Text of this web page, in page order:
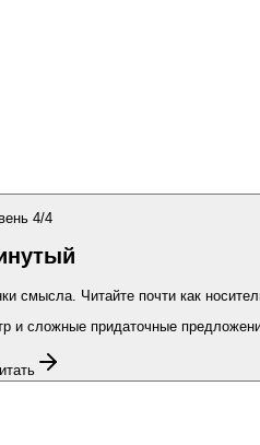
4/4
смысла. Читайте почти как
и сложные придаточные